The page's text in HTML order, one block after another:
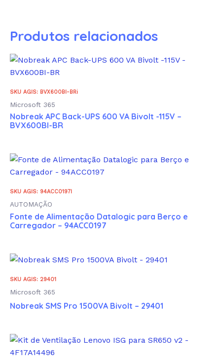
Produtos relacionados
SKU AGIS: BVX600BI-BRi
Microsoft 365
Nobreak APC Back-UPS 600 VA Bivolt -115V –
BVX600BI-BR
SKU AGIS: 94ACC0197I
AUTOMAÇÃO
Fonte de Alimentação Datalogic para Berço e
Carregador – 94ACC0197
SKU AGIS: 29401
Microsoft 365
Nobreak SMS Pro 1500VA Bivolt – 29401